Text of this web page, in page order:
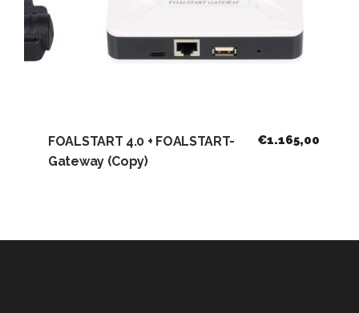
FOALSTART 4.0 + FOALSTART-
Gateway (Copy)
€1.165,00